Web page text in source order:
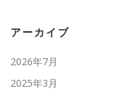
アーカイブ
2026年7月
2025年3月